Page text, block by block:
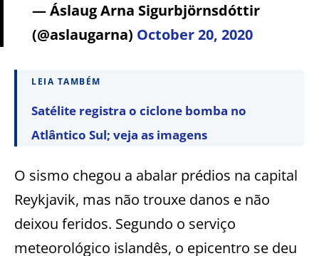
— Áslaug Arna Sigurbjörnsdóttir
(@aslaugarna) October 20, 2020
LEIA TAMBÉM
Satélite registra o ciclone bomba no
Atlântico Sul; veja as imagens
O sismo chegou a abalar prédios na capital
Reykjavik, mas não trouxe danos e não
deixou feridos. Segundo o serviço
meteorológico islandês, o epicentro se deu